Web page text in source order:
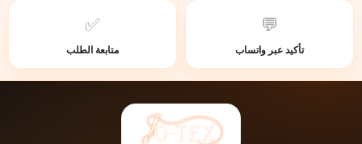
💬
تأكيد عبر واتساب
✅
متابعة الطلب